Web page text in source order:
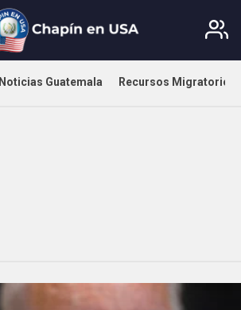
Noticias Guatemala Recursos Migratorios